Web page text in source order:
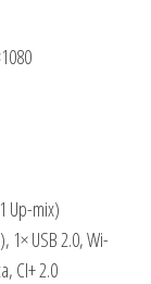
Up-mix)
1× USB 2.0, Wi-
CI+ 2.0